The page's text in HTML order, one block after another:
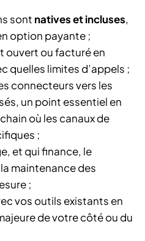
sont natives et incluses,
option payante ;
ouvert ou facturé en
quelles limites d’appels ;
connecteurs vers les
un point essentiel en
où les canaux de
;
et qui finance, le
maintenance des
;
vos outils existants en
de votre côté ou du